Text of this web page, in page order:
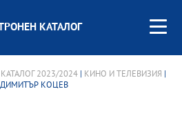
КАТАЛОГ
2023/2024| КИНО И ТЕЛЕВИЗИЯ
ДИМИТЪР КОЦЕВ